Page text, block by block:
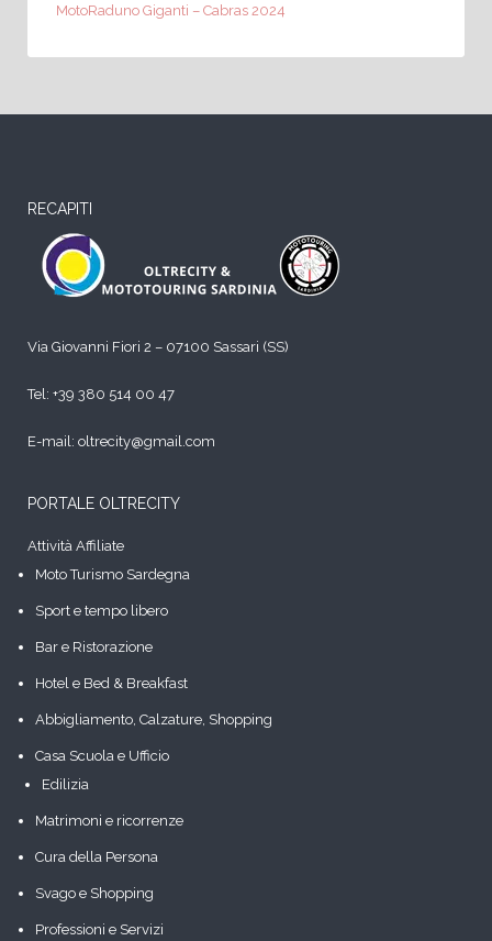
MotoRaduno Giganti – Cabras 2024
RECAPITI
Via Giovanni Fiori 2 – 07100 Sassari (SS)
Tel: +39 380 514 00 47
E-mail: oltrecity@gmail.com
PORTALE OLTRECITY
Attività Affiliate
Moto Turismo Sardegna
Sport e tempo libero
Bar e Ristorazione
Hotel e Bed & Breakfast
Abbigliamento, Calzature, Shopping
Casa Scuola e Ufficio
Edilizia
Matrimoni e ricorrenze
Cura della Persona
Svago e Shopping
Professioni e Servizi